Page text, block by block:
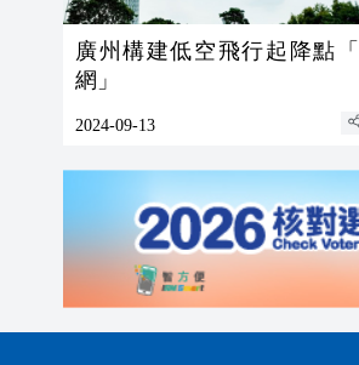
廣州構建低空飛行起降點
網」
2024-09-13